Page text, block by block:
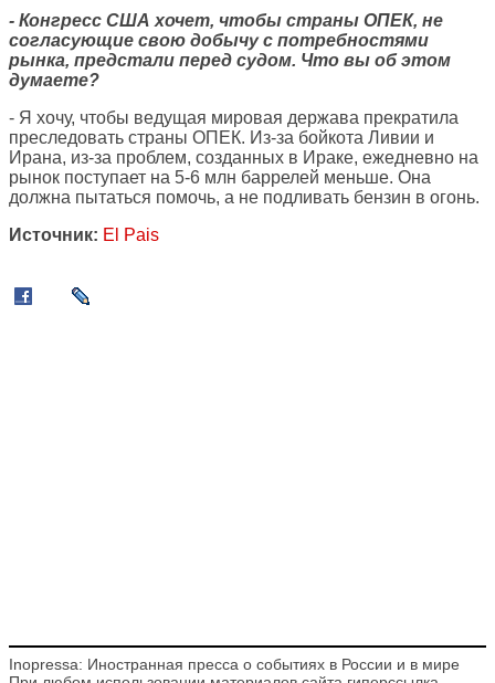
- Конгресс США хочет, чтобы страны ОПЕК, не
согласующие свою добычу с потребностями
рынка, предстали перед судом. Что вы об этом
думаете?
- Я хочу, чтобы ведущая мировая держава прекратила
преследовать страны ОПЕК. Из-за бойкота Ливии и
Ирана, из-за проблем, созданных в Ираке, ежедневно на
рынок поступает на 5-6 млн баррелей меньше. Она
должна пытаться помочь, а не подливать бензин в огонь.
Источник: El Pais
Inopressa: Иностранная пресса о событиях в России и в мире